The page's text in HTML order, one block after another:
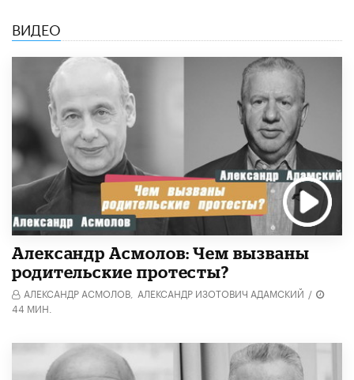
ВИДЕО
Александр Асмолов: Чем вызваны
родительские протесты?
АЛЕКСАНДР АСМОЛОВ, АЛЕКСАНДР ИЗОТОВИЧ АДАМСКИЙ /
44 МИН.